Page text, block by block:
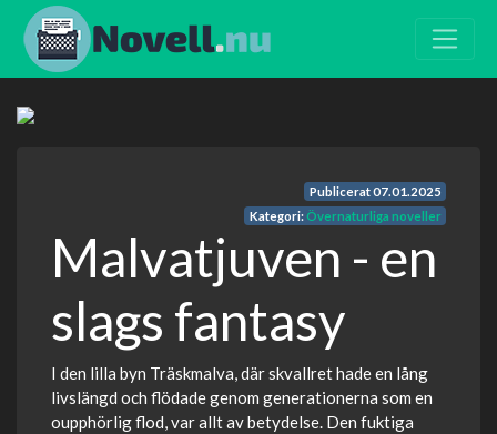
Publicerat07.01.2025
Kategori:Övernaturliga noveller
Malvatjuven - en
slags fantasy
I den lilla byn Träskmalva, där skvallret hade en lång
livslängd och flödade genom generationerna som en
oupphörlig flod, var allt av betydelse. Den fuktiga